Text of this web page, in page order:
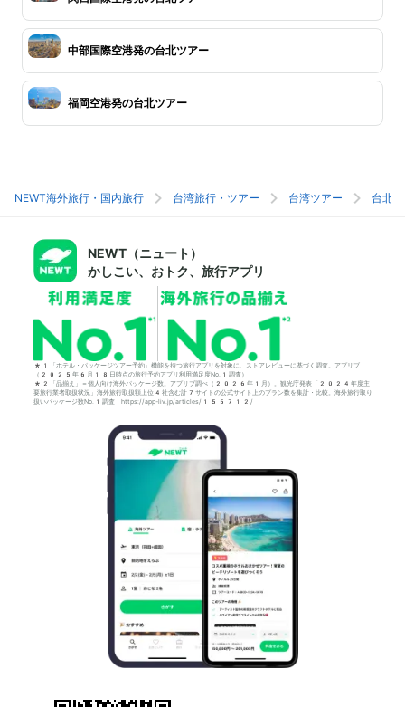
中部国際空港発の台北ツアー
福岡空港発の台北ツアー
NEWT海外旅行・国内旅行 台湾旅行・ツアー 台湾ツアー 台北
NEWT（ニュート）
かしこい、おトク、旅行アプリ
*1「ホテル・パッケージツアー予約」機能を持つ旅行アプリを対象に、ストアレビューに基づく調査。アプリブ
（2025年6月18日時点の旅行予約アプリ利用満足度No.1調査）
*2「品揃え」＝個人向け海外パッケージ数。アプリブ調べ（2026年1月）。観光庁発表「2024年度主
要旅行業者取扱状況」海外旅行取扱額上位4社含む計7サイトの公式サイト上のプラン数を集計・比較。海外旅行取り
扱いパッケージ数No.1調査：https://app-liv.jp/articles/155712/